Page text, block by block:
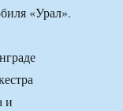
«Урал».
и